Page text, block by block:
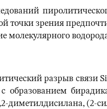
точки зрения
молекулярного
разрыв связи
образованием
диметилдисилана,